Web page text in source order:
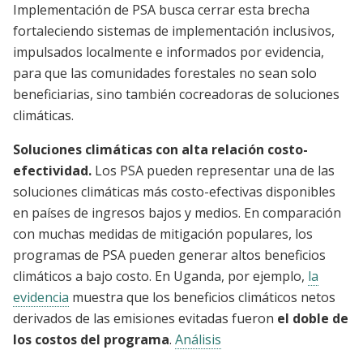
Implementación de PSA busca cerrar esta brecha
fortaleciendo sistemas de implementación inclusivos,
impulsados localmente e informados por evidencia,
para que las comunidades forestales no sean solo
beneficiarias, sino también cocreadoras de soluciones
climáticas.
Soluciones climáticas con alta relación costo-
efectividad. Los PSA pueden representar una de las
soluciones climáticas más costo-efectivas disponibles
en países de ingresos bajos y medios. En comparación
con muchas medidas de mitigación populares, los
programas de PSA pueden generar altos beneficios
climáticos a bajo costo. En Uganda, por ejemplo, la
evidencia muestra que los beneficios climáticos netos
derivados de las emisiones evitadas fueron el doble de
los costos del programa. Análisis